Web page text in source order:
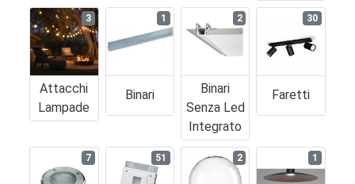
Attacchi
Lampade
3
Binari
1
Binari
Senza Led
Integrato
2
Faretti
30
7 51 2 1